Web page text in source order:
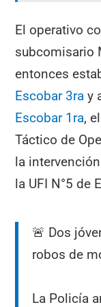
El operativo
subcomisario
entonces
Escobar 3ra y
Escobar 1ra,
Táctico de
la
la UFI N°5 de
🚨 Dos
robos de
La Policía